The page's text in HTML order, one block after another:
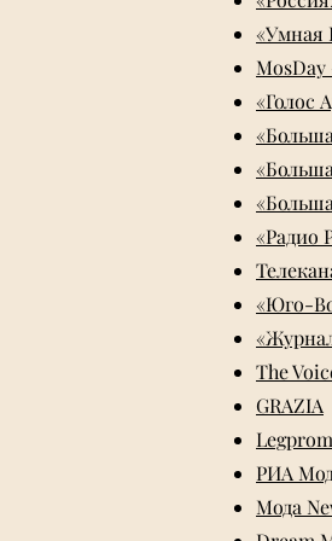
«Умная
MosDay
«Голос
«Радио
«Юго-
The
GRAZIA
Legprom
РИА
Мода